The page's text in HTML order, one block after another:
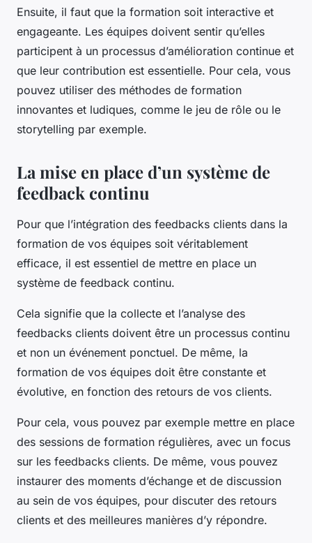
Ensuite, il faut que la formation soit interactive et
engageante. Les équipes doivent sentir qu’elles
participent à un processus d’amélioration continue et
que leur contribution est essentielle. Pour cela, vous
pouvez utiliser des méthodes de formation
innovantes et ludiques, comme le jeu de rôle ou le
storytelling par exemple.
La mise en place d’un système de
feedback continu
Pour que l’intégration des feedbacks clients dans la
formation de vos équipes soit véritablement
efficace, il est essentiel de mettre en place un
système de feedback continu.
Cela signifie que la collecte et l’analyse des
feedbacks clients doivent être un processus continu
et non un événement ponctuel. De même, la
formation de vos équipes doit être constante et
évolutive, en fonction des retours de vos clients.
Pour cela, vous pouvez par exemple mettre en place
des sessions de formation régulières, avec un focus
sur les feedbacks clients. De même, vous pouvez
instaurer des moments d’échange et de discussion
au sein de vos équipes, pour discuter des retours
clients et des meilleures manières d’y répondre.